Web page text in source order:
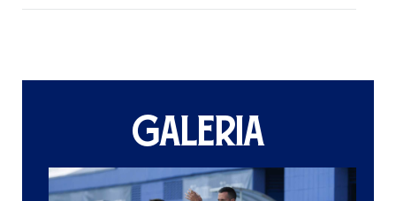
GALERIA